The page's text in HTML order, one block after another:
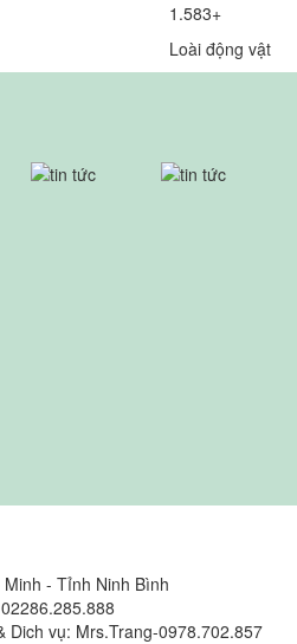
1.583+
Loài động vật
Minh - Tỉnh Ninh Bình
Dich vụ: Mrs.Trang-0978.702.857